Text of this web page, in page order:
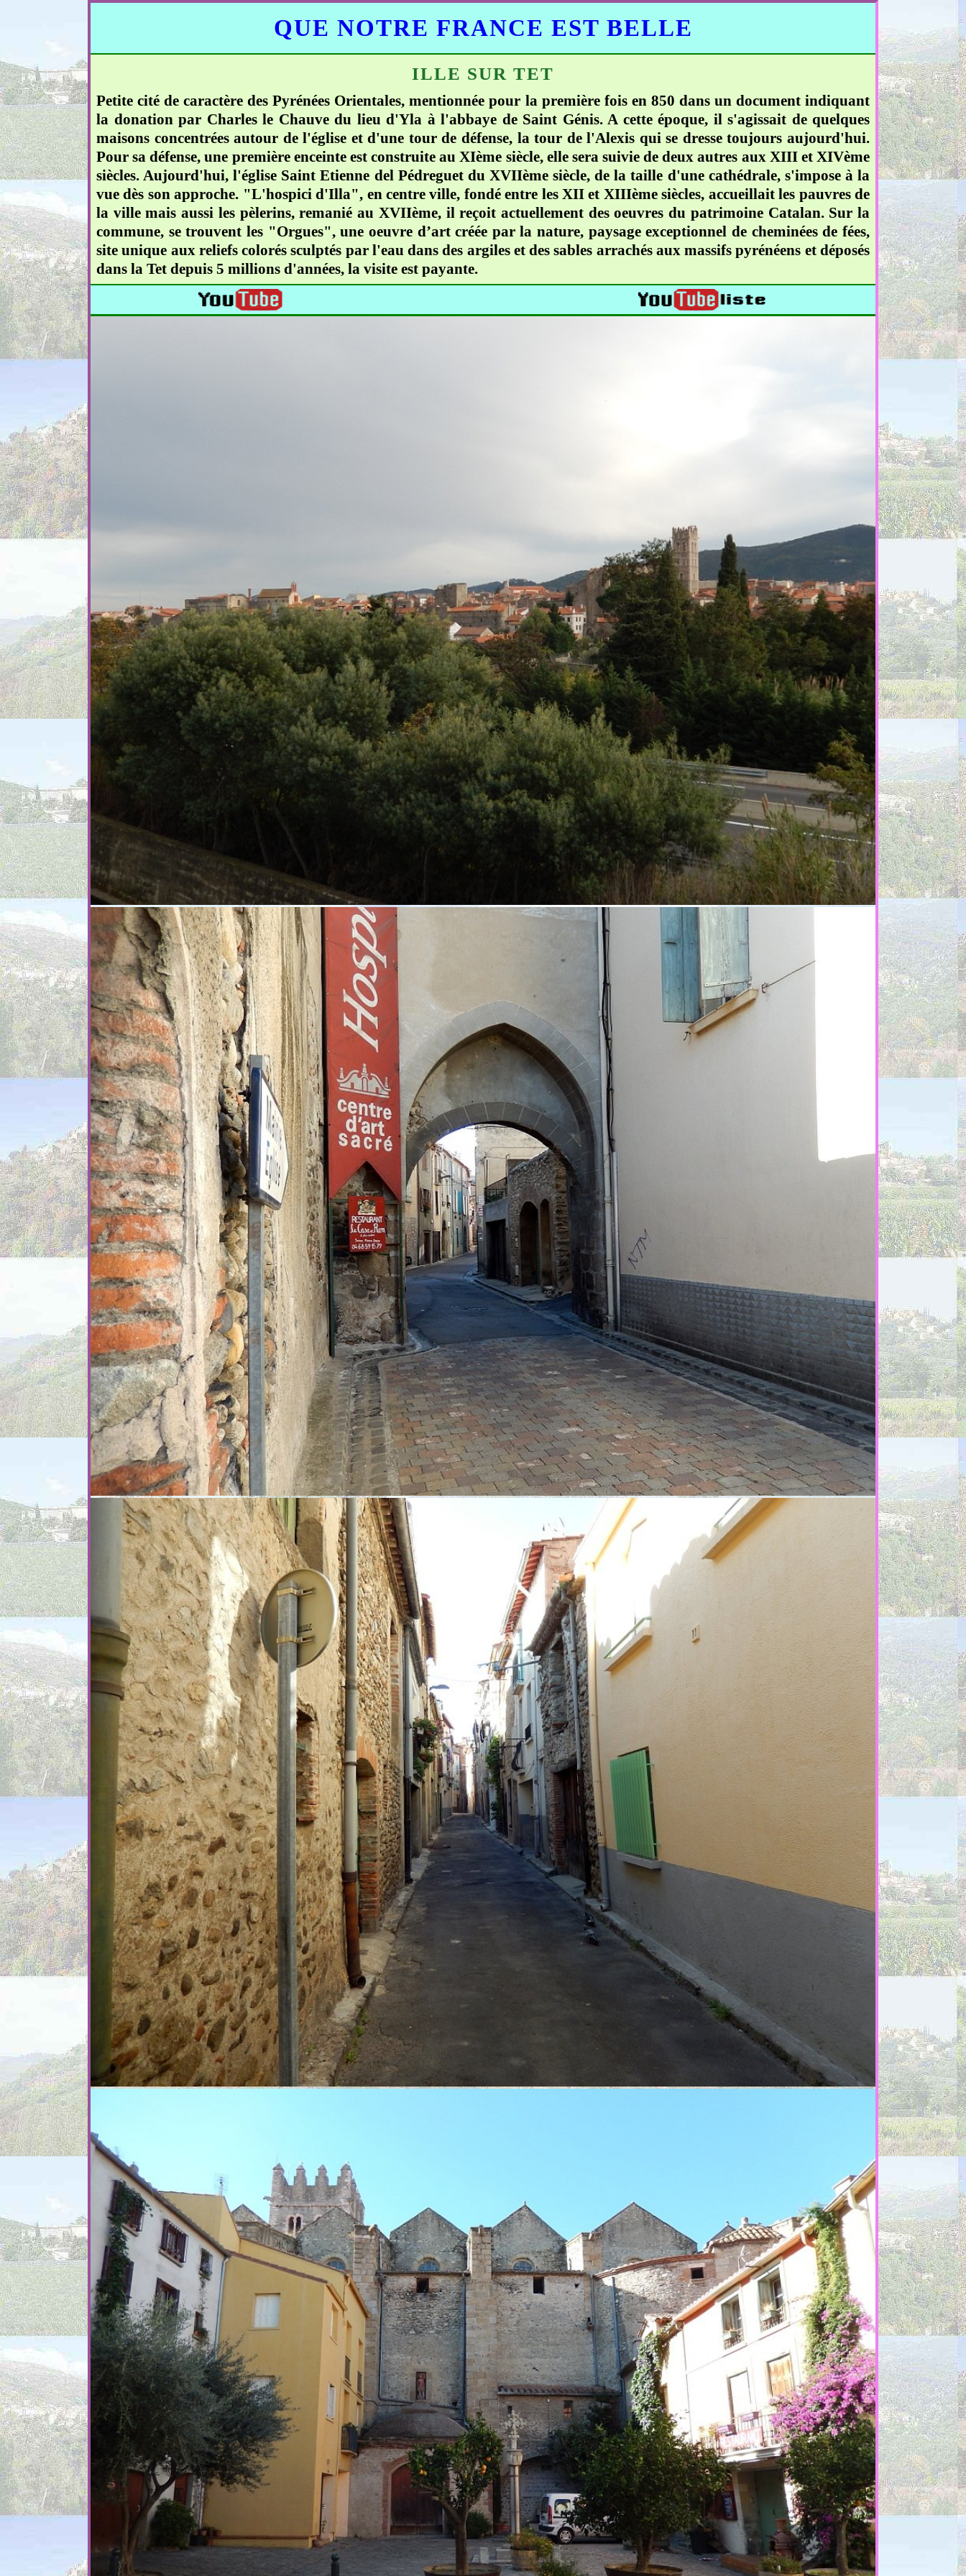
QUE NOTRE FRANCE EST BELLE
ILLE SUR TET
Petite cité de caractère des Pyrénées Orientales, mentionnée pour la première fois en 850 dans un document indiquant
la donation par Charles le Chauve du lieu d'Yla à l'abbaye de Saint Génis. A cette époque, il s'agissait de quelques
maisons concentrées autour de l'église et d'une tour de défense, la tour de l'Alexis qui se dresse toujours aujourd'hui.
Pour sa défense, une première enceinte est construite au XIème siècle, elle sera suivie de deux autres aux XIII et XIVème
siècles. Aujourd'hui, l'église Saint Etienne del Pédreguet du XVIIème siècle, de la taille d'une cathédrale, s'impose à la
vue dès son approche. "L'hospici d'Illa", en centre ville, fondé entre les XII et XIIIème siècles, accueillait les pauvres de
la ville mais aussi les pèlerins, remanié au XVIIème, il reçoit actuellement des oeuvres du patrimoine Catalan. Sur la
commune, se trouvent les "Orgues", une oeuvre d’art créée par la nature, paysage exceptionnel de cheminées de fées,
site unique aux reliefs colorés sculptés par l'eau dans des argiles et des sables arrachés aux massifs pyrénéens et déposés
dans la Tet depuis 5 millions d'années, la visite est payante.